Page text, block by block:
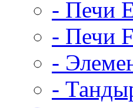
- Печи
- Печи
-
-